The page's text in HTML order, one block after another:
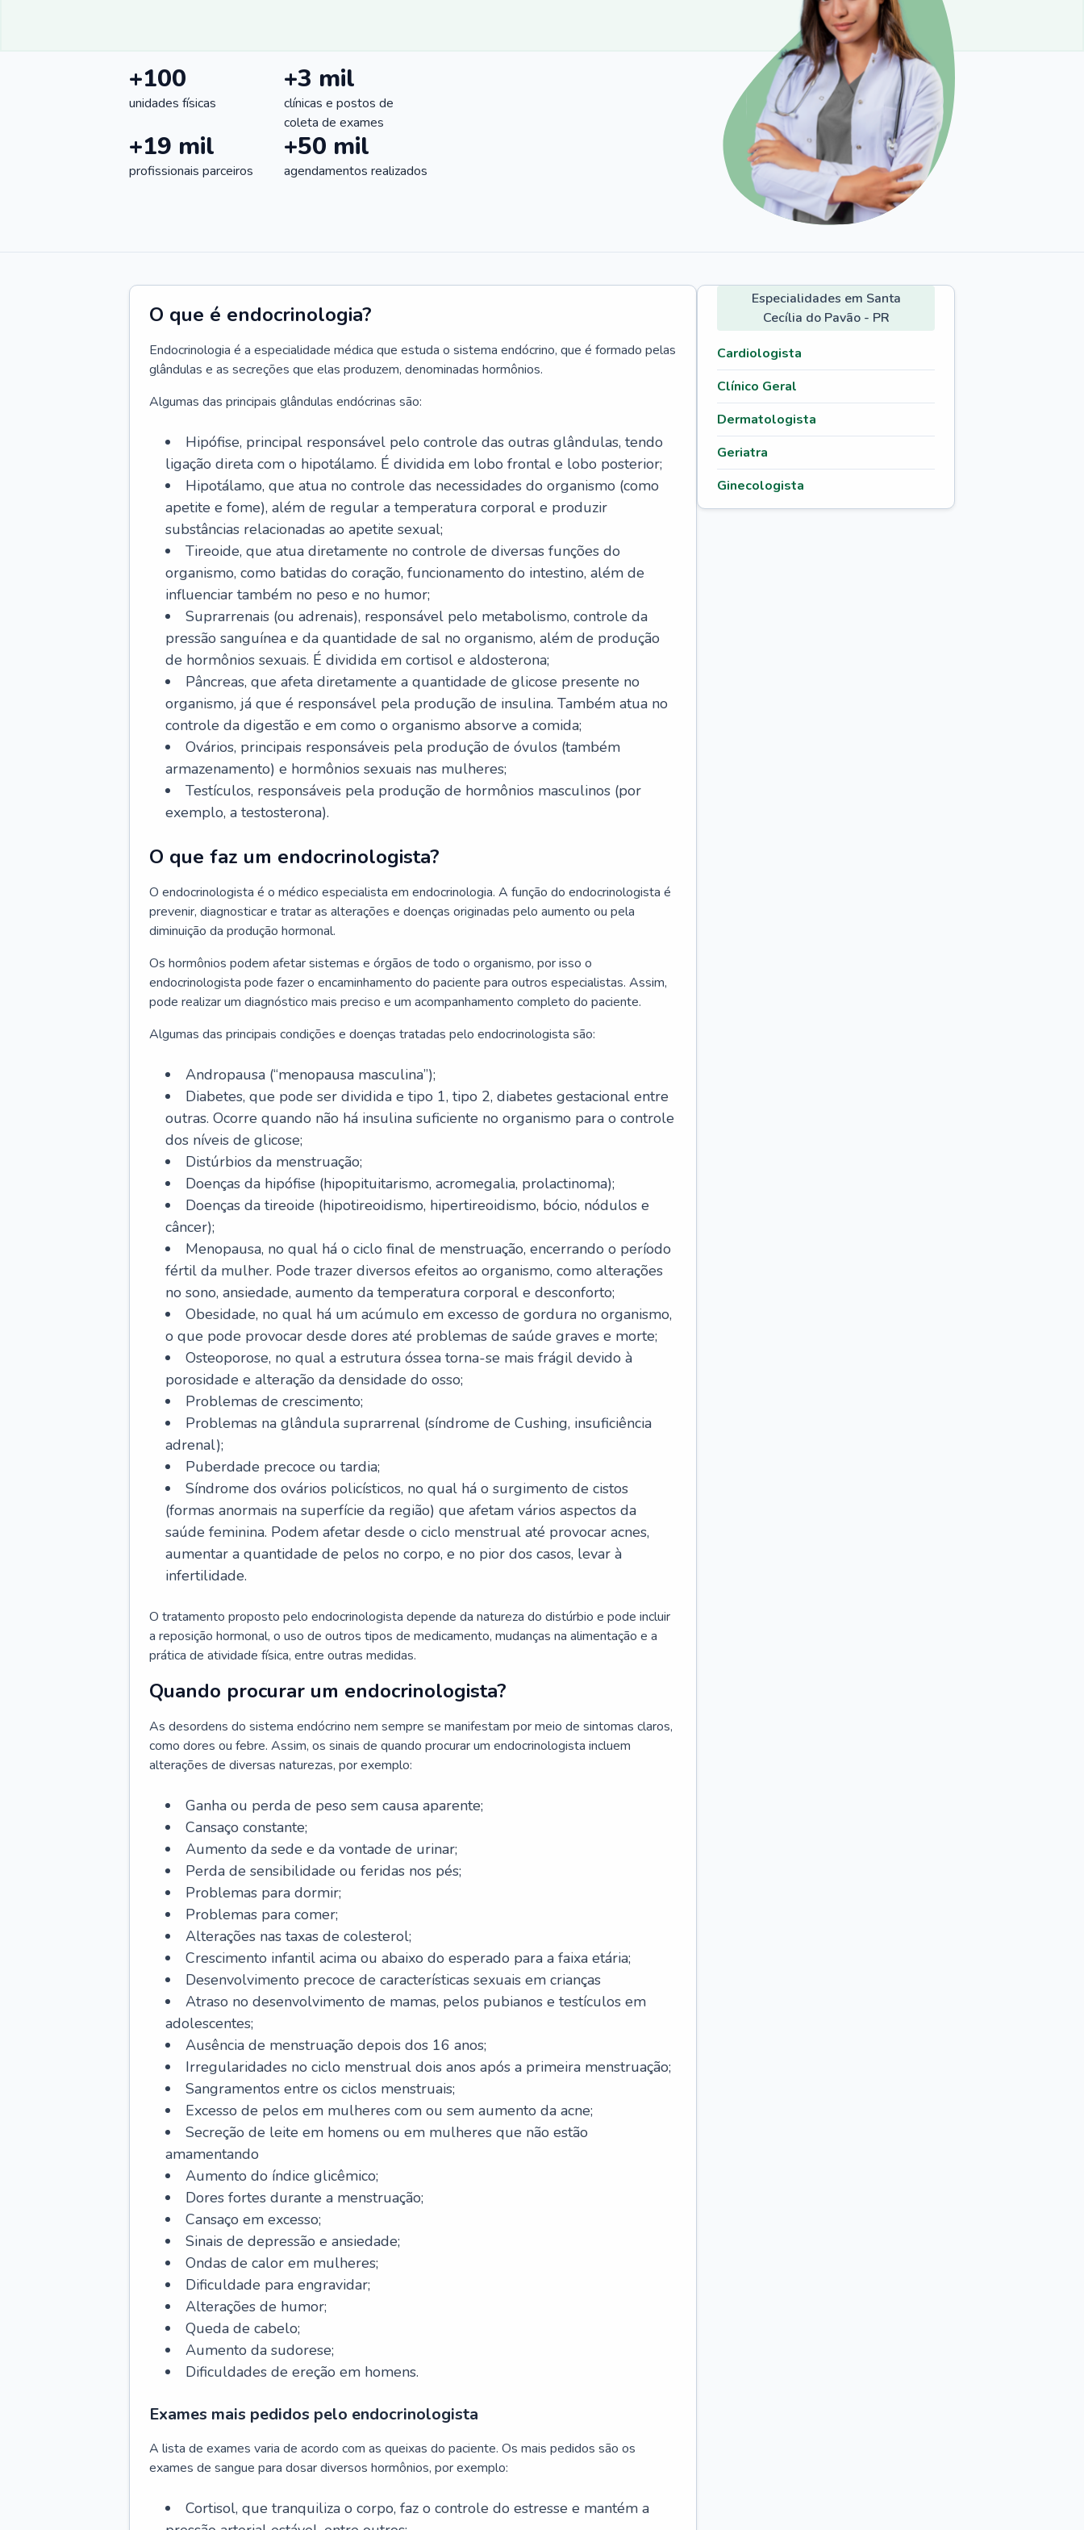
+100
unidades físicas
+3 mil
clínicas e postos de
coleta de exames
+19 mil
profissionais parceiros
+50 mil
agendamentos realizados
O que é endocrinologia?
Endocrinologia é a especialidade médica que estuda o sistema endócrino, que é formado pelas
glândulas e as secreções que elas produzem, denominadas hormônios.
Algumas das principais glândulas endócrinas são:
Hipófise, principal responsável pelo controle das outras glândulas, tendo
ligação direta com o hipotálamo. É dividida em lobo frontal e lobo posterior;
Hipotálamo, que atua no controle das necessidades do organismo (como
apetite e fome), além de regular a temperatura corporal e produzir
substâncias relacionadas ao apetite sexual;
Tireoide, que atua diretamente no controle de diversas funções do
organismo, como batidas do coração, funcionamento do intestino, além de
influenciar também no peso e no humor;
Suprarrenais (ou adrenais), responsável pelo metabolismo, controle da
pressão sanguínea e da quantidade de sal no organismo, além de produção
de hormônios sexuais. É dividida em cortisol e aldosterona;
Pâncreas, que afeta diretamente a quantidade de glicose presente no
organismo, já que é responsável pela produção de insulina. Também atua no
controle da digestão e em como o organismo absorve a comida;
Ovários, principais responsáveis pela produção de óvulos (também
armazenamento) e hormônios sexuais nas mulheres;
Testículos, responsáveis pela produção de hormônios masculinos (por
exemplo, a testosterona).
O que faz um endocrinologista?
O endocrinologista é o médico especialista em endocrinologia. A função do endocrinologista é
prevenir, diagnosticar e tratar as alterações e doenças originadas pelo aumento ou pela
diminuição da produção hormonal.
Os hormônios podem afetar sistemas e órgãos de todo o organismo, por isso o
endocrinologista pode fazer o encaminhamento do paciente para outros especialistas. Assim,
pode realizar um diagnóstico mais preciso e um acompanhamento completo do paciente.
Algumas das principais condições e doenças tratadas pelo endocrinologista são:
Andropausa (“menopausa masculina”);
Diabetes, que pode ser dividida e tipo 1, tipo 2, diabetes gestacional entre
outras. Ocorre quando não há insulina suficiente no organismo para o controle
dos níveis de glicose;
Distúrbios da menstruação;
Doenças da hipófise (hipopituitarismo, acromegalia, prolactinoma);
Doenças da tireoide (hipotireoidismo, hipertireoidismo, bócio, nódulos e
câncer);
Menopausa, no qual há o ciclo final de menstruação, encerrando o período
fértil da mulher. Pode trazer diversos efeitos ao organismo, como alterações
no sono, ansiedade, aumento da temperatura corporal e desconforto;
Obesidade, no qual há um acúmulo em excesso de gordura no organismo,
o que pode provocar desde dores até problemas de saúde graves e morte;
Osteoporose, no qual a estrutura óssea torna-se mais frágil devido à
porosidade e alteração da densidade do osso;
Problemas de crescimento;
Problemas na glândula suprarrenal (síndrome de Cushing, insuficiência
adrenal);
Puberdade precoce ou tardia;
Síndrome dos ovários policísticos, no qual há o surgimento de cistos
(formas anormais na superfície da região) que afetam vários aspectos da
saúde feminina. Podem afetar desde o ciclo menstrual até provocar acnes,
aumentar a quantidade de pelos no corpo, e no pior dos casos, levar à
infertilidade.
O tratamento proposto pelo endocrinologista depende da natureza do distúrbio e pode incluir
a reposição hormonal, o uso de outros tipos de medicamento, mudanças na alimentação e a
prática de atividade física, entre outras medidas.
Quando procurar um endocrinologista?
As desordens do sistema endócrino nem sempre se manifestam por meio de sintomas claros,
como dores ou febre. Assim, os sinais de quando procurar um endocrinologista incluem
alterações de diversas naturezas, por exemplo:
Ganha ou perda de peso sem causa aparente;
Cansaço constante;
Aumento da sede e da vontade de urinar;
Perda de sensibilidade ou feridas nos pés;
Problemas para dormir;
Problemas para comer;
Alterações nas taxas de colesterol;
Crescimento infantil acima ou abaixo do esperado para a faixa etária;
Desenvolvimento precoce de características sexuais em crianças
Atraso no desenvolvimento de mamas, pelos pubianos e testículos em
adolescentes;
Ausência de menstruação depois dos 16 anos;
Irregularidades no ciclo menstrual dois anos após a primeira menstruação;
Sangramentos entre os ciclos menstruais;
Excesso de pelos em mulheres com ou sem aumento da acne;
Secreção de leite em homens ou em mulheres que não estão
amamentando
Aumento do índice glicêmico;
Dores fortes durante a menstruação;
Cansaço em excesso;
Sinais de depressão e ansiedade;
Ondas de calor em mulheres;
Dificuldade para engravidar;
Alterações de humor;
Queda de cabelo;
Aumento da sudorese;
Dificuldades de ereção em homens.
Exames mais pedidos pelo endocrinologista
A lista de exames varia de acordo com as queixas do paciente. Os mais pedidos são os
exames de sangue para dosar diversos hormônios, por exemplo:
Cortisol, que tranquiliza o corpo, faz o controle do estresse e mantém a
Especialidades em Santa
Cecília do Pavão - PR
Cardiologista
Clínico Geral
Dermatologista
Geriatra
Ginecologista